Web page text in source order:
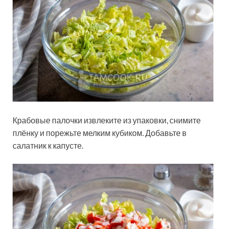
Крабовые палочки извлеките из упаковки, снимите
плёнку и порежьте мелким кубиком. Добавьте в
салатник к капусте.